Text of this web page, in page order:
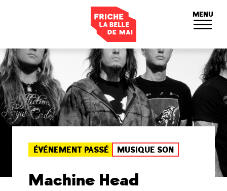
MENU
ÉVÉNEMENT PASSÉ MUSIQUE SON
Machine Head
Panneau de gestion des cookies